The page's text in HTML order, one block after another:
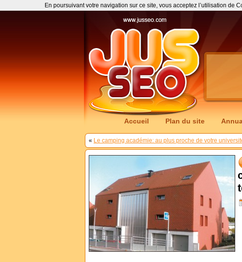
Accueil Plan du site
« Le camping académie: au plus proche de votre
En poursuivant votre navigation sur ce site, vous acceptez l’utilisation de